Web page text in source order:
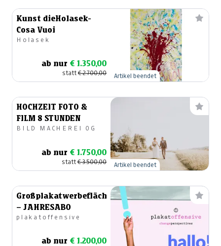
Kunst dieHolasek-
Cosa Vuoi
Holasek
ab nur € 1.350,00
statt€ 2.700,00 Artikel beendet
HOCHZEIT FOTO &
FILM 8 STUNDEN
BILD MACHEREI OG
ab nur € 1.750,00
statt€ 3.500,00 Artikel beendet
Großplakatwerbefläche
– JAHRESABO
plakatoffensive
ab nur € 1.200,00